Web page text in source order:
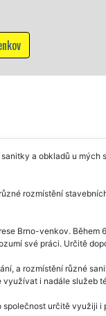
a obkladů u mých
rozmístění
Brno-venkov. Během
své práci. Určitě
a rozmístění různé
i nadále služeb
určitě využiji i